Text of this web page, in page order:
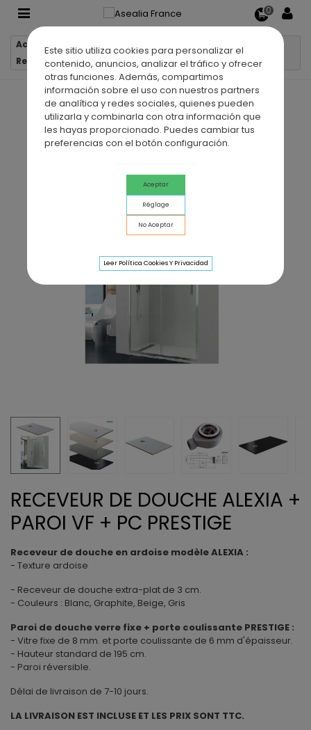
Este sitio utiliza cookies para personalizar el
contenido, anuncios, analizar el tráfico y ofrecer
otras funciones. Además, compartimos
información sobre el uso con nuestros partners
de analítica y redes sociales, quienes pueden
utilizarla y combinarla con otra información que
les hayas proporcionado. Puedes cambiar tus
preferencias con el botón configuración.
Aceptar
Réglage
No Aceptar
Leer Política Cookies Y Privacidad
0
Accueil
Receveur de douche ALEXIA + Paroi VF + PC PRESTIGE
RECEVEUR DE DOUCHE ALEXIA +
PAROI VF + PC PRESTIGE
Receveur de douche en ardoise modèle ALEXIA :
- Texture ardoise
- Receveur de douche extra-plat de 3 cm.
- Couleurs : Blanc, Graphite, Beige, Gris
Paroi de douche verre fixe + porte coulissante PRESTIGE :
- Vitre fixe de 8 mm. et porte coulissante de 6 mm d'épaisseur.
- Hauteur standard de 195 cm.
- Paroi réversible.
Délai de livraison de 7-10 jours.
LA LIVRAISON EST INCLUSE ET LES PRIX SONT TTC.